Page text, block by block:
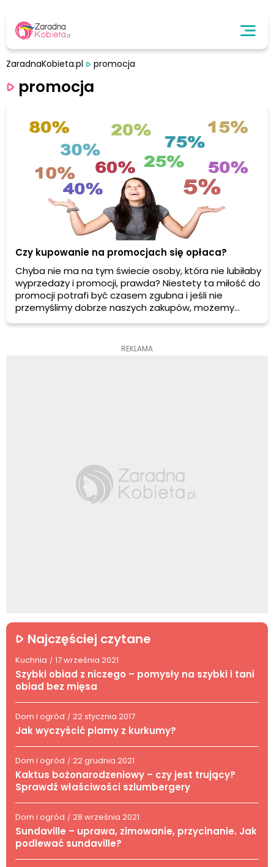
ZaradnaKobieta.pl promocja
promocja
Czy kupowanie na promocjach się opłaca?
Chyba nie ma na tym świecie osoby, która nie lubiłaby
wyprzedaży i promocji, prawda? Niestety ta miłość do
promocji potrafi być czasem zgubna i jeśli nie
przemyślimy dobrze naszych zakupów, możemy
więcej stracić, niż zyskać.
REKLAMA
Najczęściej czytane
Kuchnia / 17 września 2021
Szybki obiad z niczego – pomysły na szybki i tani
obiad bez mięsa
Dom i ogród / 22 stycznia 2017
Jak wyczyścić plamy z kurkumy?
Dom i ogród / 22 grudnia 2021
Kaktus bożonarodzeniowy – czy jest trujący?
Sprawdź właściwości szlumbergery
Dom i ogród / 28 września 2021
Sundaville – uprawa, zimowanie, przycinanie. Jak
podlewać sundaville?